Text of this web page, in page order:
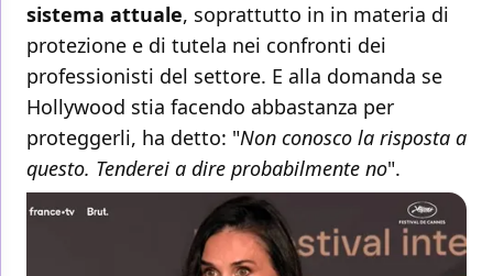
sistema attuale, soprattutto in in materia di
protezione e di tutela nei confronti dei
professionisti del settore. E alla domanda se
Hollywood stia facendo abbastanza per
proteggerli, ha detto: "Non conosco la risposta a
questo. Tenderei a dire probabilmente no".